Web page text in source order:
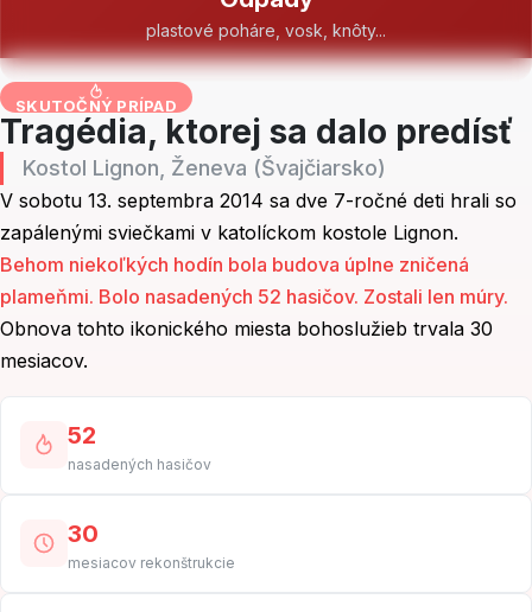
plastové poháre, vosk, knôty...
SKUTOČNÝ PRÍPAD
Tragédia, ktorej sa dalo predísť
Kostol Lignon, Ženeva (Švajčiarsko)
V sobotu 13. septembra 2014 sa dve 7-ročné deti hrali so
zapálenými sviečkami v katolíckom kostole Lignon.
Behom niekoľkých hodín bola budova úplne zničená
plameňmi. Bolo nasadených 52 hasičov. Zostali len múry.
Obnova tohto ikonického miesta bohoslužieb trvala 30
mesiacov.
52
nasadených hasičov
30
mesiacov rekonštrukcie